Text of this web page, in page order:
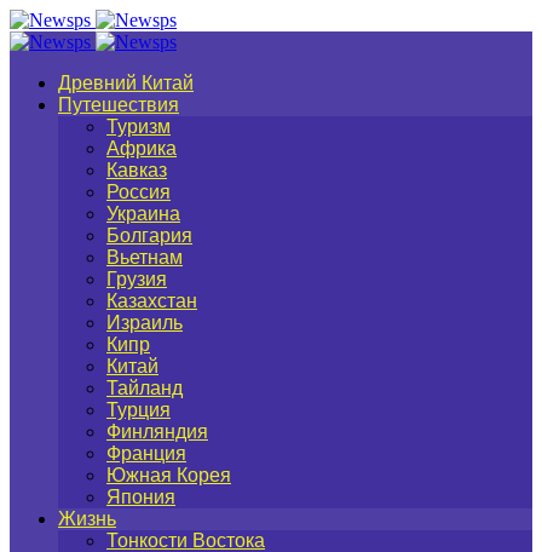
Древний Китай
Путешествия
Туризм
Африка
Кавказ
Россия
Украина
Болгария
Вьетнам
Грузия
Казахстан
Израиль
Кипр
Китай
Тайланд
Турция
Финляндия
Франция
Южная Корея
Япония
Жизнь
Тонкости Востока